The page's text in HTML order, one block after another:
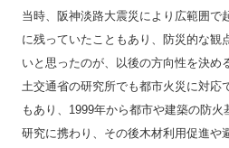
当時、阪神淡路大震災により広範囲で
に残っていたこともあり、防災的な観
いと思ったのが、以後の方向性を決め
土交通省の研究所でも都市火災に対応
もあり、1999年から都市や建築の防
研究に携わり、その後木材利用促進や